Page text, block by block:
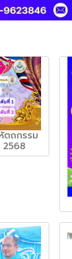
ตถกรรม
2568